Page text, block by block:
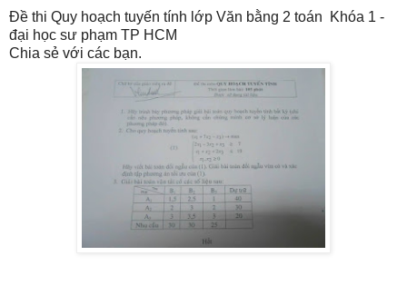
Đề thi Quy hoạch tuyến tính lớp Văn bằng 2 toán Khóa 1 -
đại học sư phạm TP HCM
Chia sẻ với các bạn.